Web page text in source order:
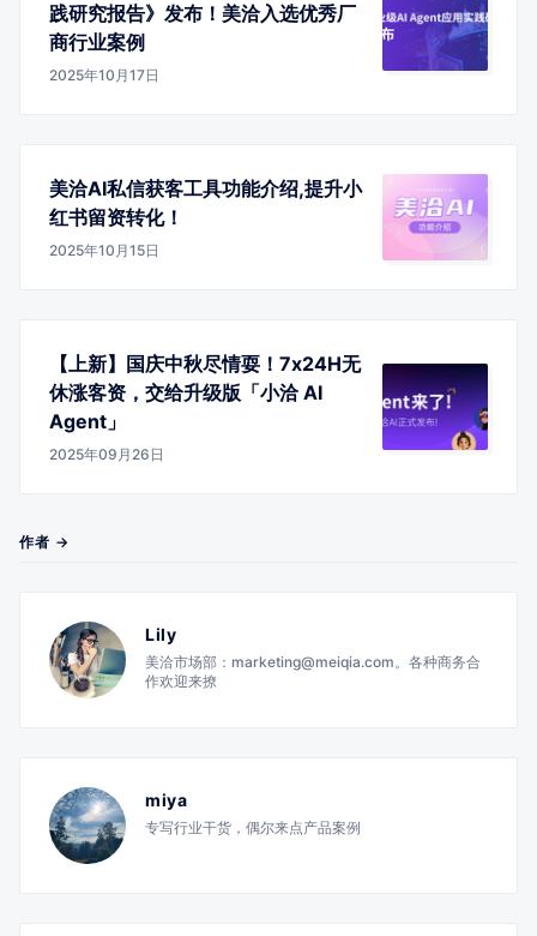
践研究报告》发布！美洽入选优秀厂
商行业案例
2025年10月17日
美洽AI私信获客工具功能介绍,提升小
红书留资转化！
2025年10月15日
【上新】国庆中秋尽情耍！7x24H无
休涨客资，交给升级版「小洽 AI
Agent」
2025年09月26日
作者 →
Lily
美洽市场部：marketing@meiqia.com。各种商务合
作欢迎来撩
miya
专写行业干货，偶尔来点产品案例